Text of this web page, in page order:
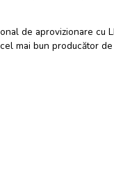
de aprovizionare cu
cel mai bun producător